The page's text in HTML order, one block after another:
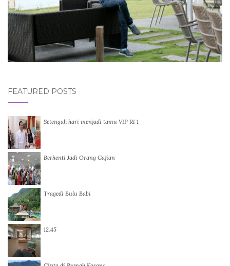
FEATURED POSTS
Setengah hari menjadi tamu VIP RI 1
Berhenti Jadi Orang Gajian
Tragedi Bulu Babi
12.45